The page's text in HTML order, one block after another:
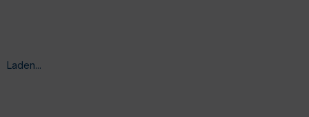
Laden...